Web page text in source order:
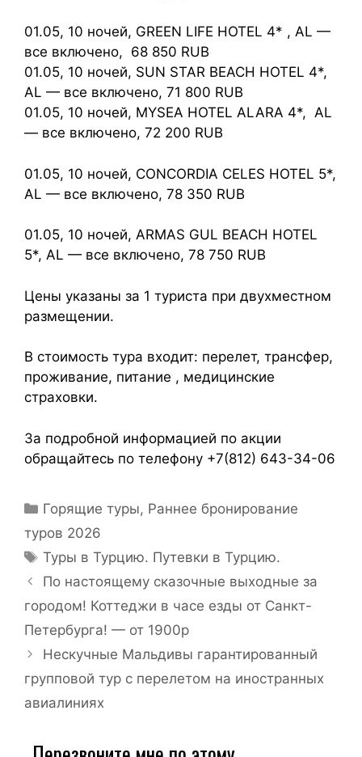
01.05, 10 ночей, GREEN LIFE HOTEL 4* , AL —
все включено, 68 850 RUB
01.05, 10 ночей, SUN STAR BEACH HOTEL 4*,
AL — все включено, 71 800 RUB
01.05, 10 ночей, MYSEA HOTEL ALARA 4*, AL
— все включено, 72 200 RUB
01.05, 10 ночей, CONCORDIA CELES HOTEL 5*,
AL — все включено, 78 350 RUB
01.05, 10 ночей, ARMAS GUL BEACH HOTEL
5*, AL — все включено, 78 750 RUB
Цены указаны за 1 туриста при двухместном
размещении.
В стоимость тура входит: перелет, трансфер,
проживание, питание , медицинские
страховки.
За подробной информацией по акции
обращайтесь по телефону +7(812) 643-34-06
Горящие туры, Раннее бронирование
туров 2026
Туры в Турцию. Путевки в Турцию.
По настоящему сказочные выходные за
городом! Коттеджи в часе езды от Санкт-
Петербурга! — от 1900р
Нескучные Мальдивы гарантированный
групповой тур с перелетом на иностранных
авиалиниях